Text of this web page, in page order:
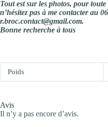
Tout est sur les photos, pour
n’hésitez pas à me contacter au
r.broc.contact@gmail.com.
Bonne recherche à tous
Poids
Avis
Il n’y a pas encore d’avis.